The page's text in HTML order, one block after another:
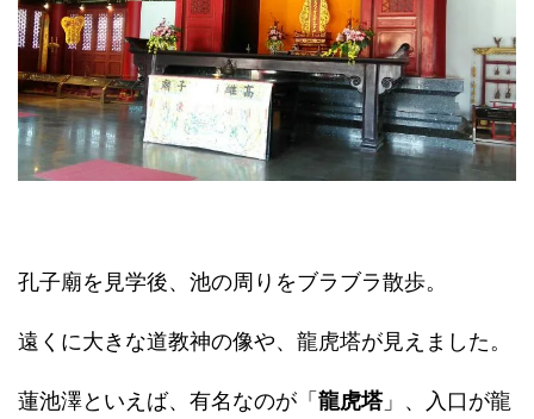
孔子廟を見学後、池の周りをブラブラ散歩。
遠くに大きな道教神の像や、龍虎塔が見えました。
蓮池澤といえば、有名なのが「龍虎塔」、入口が龍